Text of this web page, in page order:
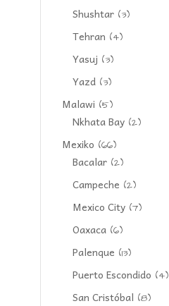
Shushtar (3)
Tehran (4)
Yasuj (3)
Yazd (3)
Malawi (5)
Nkhata Bay (2)
Mexiko (66)
Bacalar (2)
Campeche (2)
Mexico City (7)
Oaxaca (6)
Palenque (13)
Puerto Escondido (4)
San Cristóbal (8)